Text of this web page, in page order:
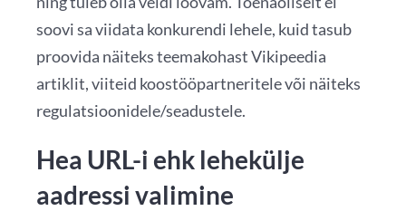
soovi sa viidata konkurendi lehele, kuid tasub
proovida näiteks teemakohast Vikipeedia
artiklit, viiteid koostööpartneritele või näiteks
regulatsioonidele/seadustele.
Hea URL-i ehk lehekülje
aadressi valimine